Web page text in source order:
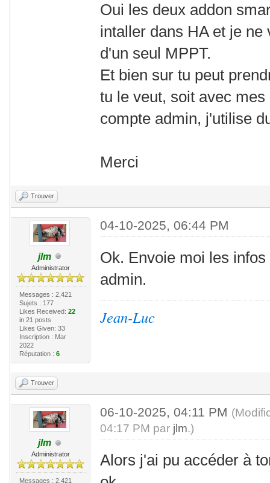
Oui les deux addon
intaller dans HA et je ne
d'un seul MPPT.
Et bien sur tu peut
tu le veut, soit avec
compte admin, j'utilise
Merci
Trouver
jlm
Administrator
Messages : 2,421
Sujets : 177
Likes Received: 22
in 21 posts
Likes Given: 33
Inscription : Mar
2022
Réputation : 6
04-10-2025, 06:44 PM
Ok. Envoie moi les
admin.
Jean-Luc
Trouver
jlm
Administrator
Messages : 2,421
06-10-2025, 04:11 PM
04:17 PM par jlm.)
Alors j'ai pu accéder à